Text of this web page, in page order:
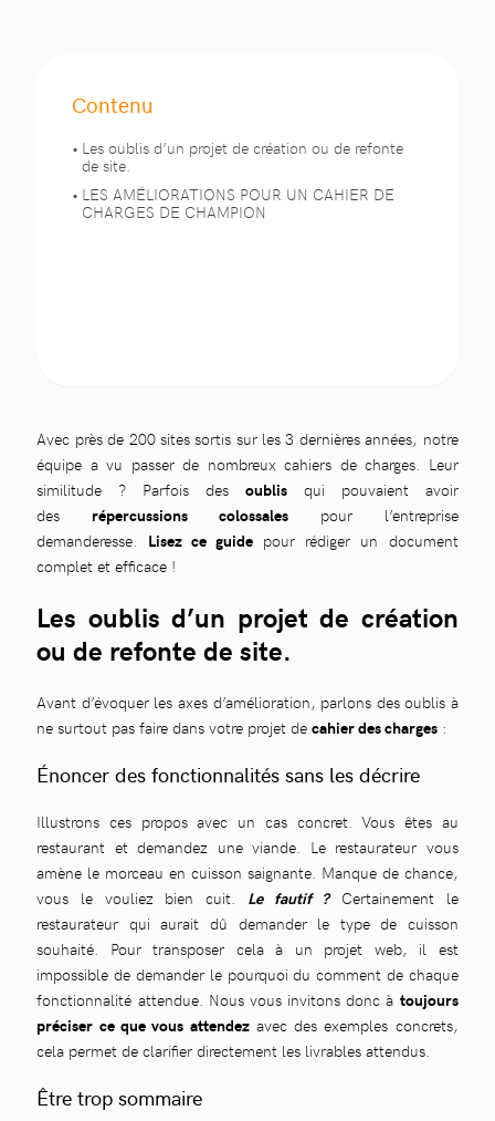
Avec près de 200 sites sortis sur les 3 dernières années, notre
équipe a vu passer de nombreux cahiers de charges. Leur
similitude ? Parfois des oublisqui pouvaient avoir
des répercussions colossales pour l’entreprise
demanderesse. Lisez ce guidepour rédiger un document
complet et efficace !
Les oublis d’un projet de création
ou de refonte de site.
Avant d’évoquer les axes d’amélioration, parlons des oublis à
ne surtout pas faire dans votre projet decahier des charges :
Énoncer des fonctionnalités sans les décrire
Illustrons ces propos avec un cas concret. Vous êtes au
restaurant et demandez une viande. Le restaurateur vous
amène le morceau en cuisson saignante. Manque de chance,
vous le vouliez bien cuit. Le fautif ?Certainement le
restaurateur qui aurait dû demander le type de cuisson
souhaité. Pour transposer cela à un projet web, il est
impossible de demander le pourquoi du comment de chaque
fonctionnalité attendue. Nous vous invitons donc à toujours
préciser ce que vous attendezavec des exemples concrets,
cela permet de clarifier directement les livrables attendus.
Être trop sommaire
Contenu
Les oublis d’un projet de création ou de refonte
de site.
LES AMÉLIORATIONS POUR UN CAHIER DE
CHARGES DE CHAMPION